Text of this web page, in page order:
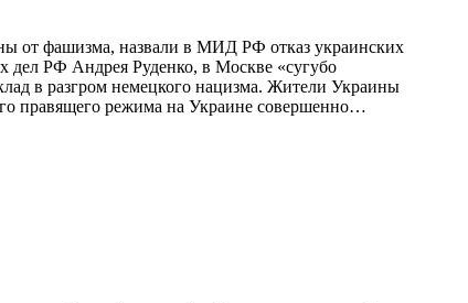
от фашизма, назвали в МИД РФ отказ украинских
дел РФ Андрея Руденко, в Москве «сугубо
в разгром немецкого нацизма. Жители Украины
правящего режима на Украине совершенно…